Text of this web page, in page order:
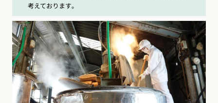
考えております。